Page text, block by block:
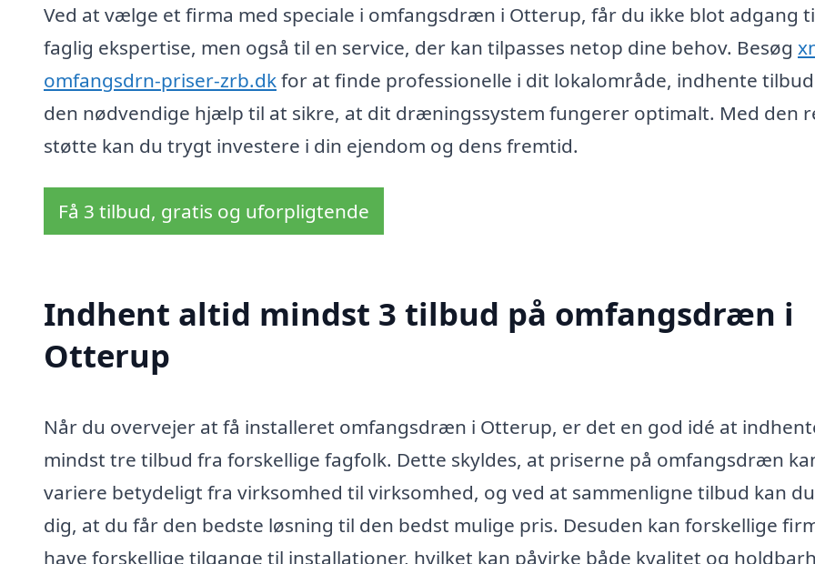
Ved at vælge et firma med speciale i omfangsdræn i Otterup, får du ikke blot adgang
faglig ekspertise, men også til en service, der kan tilpasses netop dine behov. Besøg
omfangsdrn-priser-zrb.dkfor at finde professionelle i dit lokalområde, indhente
den nødvendige hjælp til at sikre, at dit dræningssystem fungerer optimalt. Med den
støtte kan du trygt investere i din ejendom og dens fremtid.
Få 3 tilbud, gratis og uforpligtende
Indhent altid mindst 3 tilbud på omfangsdræn i
Otterup
Når du overvejer at få installeret omfangsdræn i Otterup, er det en god idé at
mindst tre tilbud fra forskellige fagfolk. Dette skyldes, at priserne på omfangsdræn
variere betydeligt fra virksomhed til virksomhed, og ved at sammenligne tilbud kan
dig, at du får den bedste løsning til den bedst mulige pris. Desuden kan forskellige
have forskellige tilgange til installationer, hvilket kan påvirke både kvalitet og